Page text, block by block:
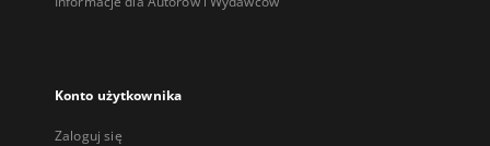
Konto użytkownika
Zaloguj się